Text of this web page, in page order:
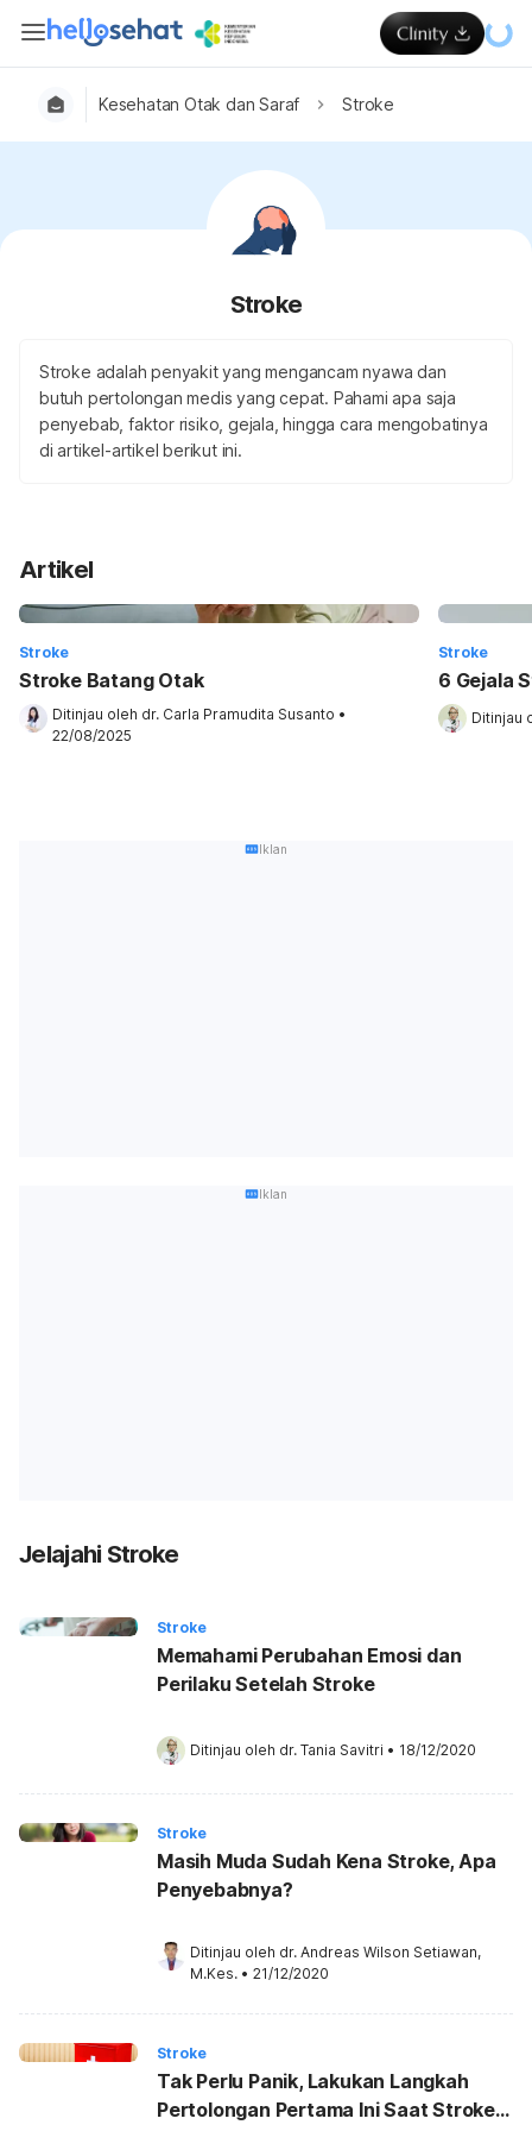
Kesehatan Otak dan Saraf Stroke
Stroke
Stroke adalah penyakit yang mengancam nyawa dan
butuh pertolongan medis yang cepat. Pahami apa saja
penyebab, faktor risiko, gejala, hingga cara mengobatinya
di artikel-artikel berikut ini.
Artikel
Stroke
Stroke Batang Otak
Ditinjau oleh dr. Carla Pramudita Susanto •
22/08/2025
Stroke
6 Gejala
Ditinjau
Iklan
Iklan
Jelajahi Stroke
Stroke
Memahami Perubahan Emosi dan
Perilaku Setelah Stroke
Ditinjau oleh dr. Tania Savitri • 18/12/2020
Stroke
Masih Muda Sudah Kena Stroke, Apa
Penyebabnya?
Ditinjau oleh dr. Andreas Wilson Setiawan,
M.Kes. • 21/12/2020
Stroke
Tak Perlu Panik, Lakukan Langkah
Pertolongan Pertama Ini Saat Stroke